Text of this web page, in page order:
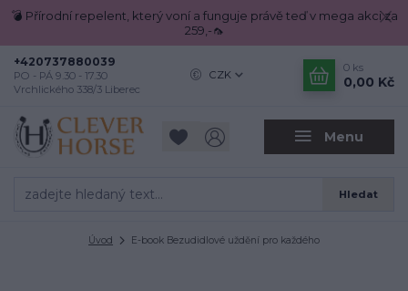
💣 Přírodní repelent, který voní a funguje právě teď v mega akci za
259,-🦟
Menu
CZK
Hledat
+420737880039
PO - PÁ 9.30 - 17.30
Vrchlického 338/3 Liberec
0 ks
0,00 Kč
Úvod E-book Bezudidlové uždění pro každého